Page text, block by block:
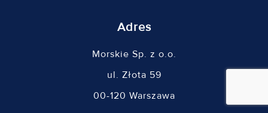
Adres
Morskie Sp. z o.o.
ul. Złota 59
00-120 Warszawa